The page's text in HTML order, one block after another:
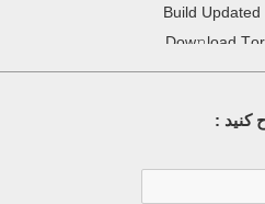
Build Updated
Dow𝚗load
کنید :